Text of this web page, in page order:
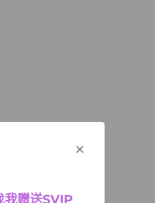
我赠送SVIP
×